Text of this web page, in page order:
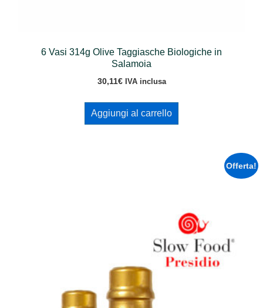
6 Vasi 314g Olive Taggiasche Biologiche in
Salamoia
30,11€ IVA inclusa
Aggiungi al carrello
Offerta!